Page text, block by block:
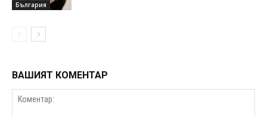
България
ВАШИЯТ КОМЕНТАР